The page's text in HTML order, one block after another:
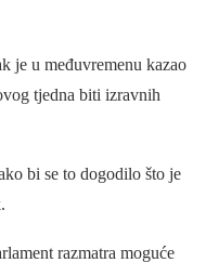
je u međuvremenu kazao
tjedna biti izravnih
bi se to dogodilo što je
razmatra moguće